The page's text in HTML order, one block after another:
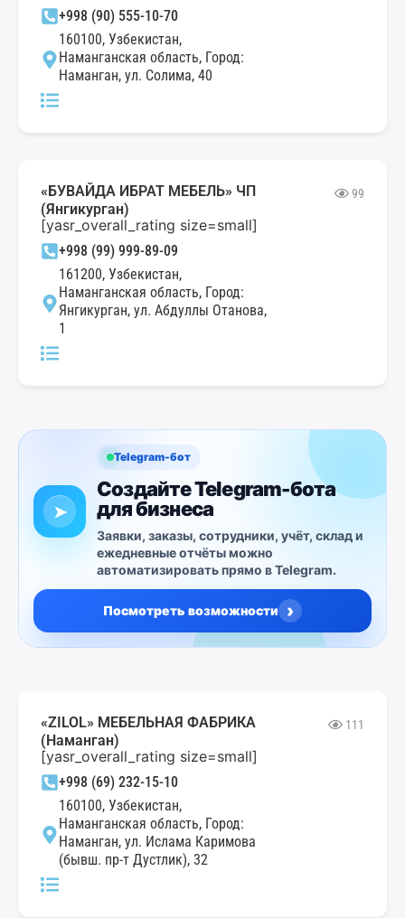
+998 (90) 555-10-70
160100, Узбекистан,
Наманганская область, Город:
Наманган, ул. Солима, 40
«БУВАЙДА ИБРАТ МЕБЕЛЬ» ЧП
(Янгикурган)
99
[yasr_overall_rating size=small]
+998 (99) 999-89-09
161200, Узбекистан,
Наманганская область, Город:
Янгикурган, ул. Абдуллы Отанова,
1
➤
Telegram-бот
Создайте Telegram-бота
для бизнеса
Заявки, заказы, сотрудники, учёт, склад и
ежедневные отчёты можно
автоматизировать прямо в Telegram.
Посмотреть возможности ›
«ZILOL» МЕБЕЛЬНАЯ ФАБРИКА
(Наманган)
111
[yasr_overall_rating size=small]
+998 (69) 232-15-10
160100, Узбекистан,
Наманганская область, Город:
Наманган, ул. Ислама Каримова
(бывш. пр-т Дустлик), 32